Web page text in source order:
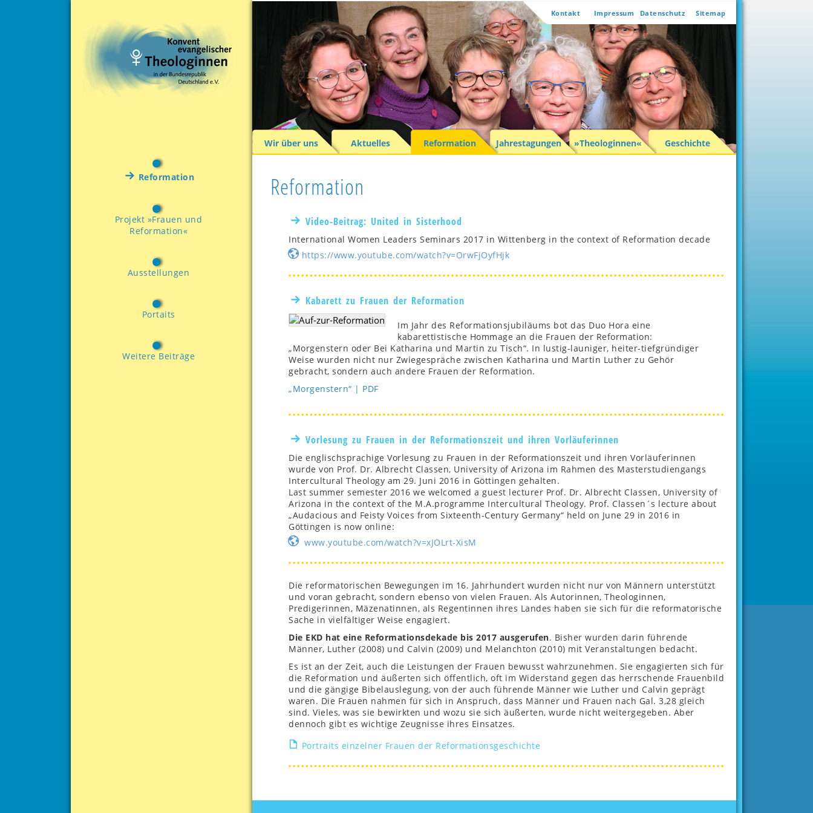
Reformation
Projekt »Frauen und
Reformation«
Ausstellungen
Portaits
Weitere Beiträge
Kontakt Impressum Datenschutz Sitemap
Wir über uns Aktuelles Reformation Jahrestagungen »Theologinnen« Geschichte
Reformation
Video-Beitrag: United in Sisterhood
International Women Leaders Seminars 2017 in Wittenberg in the context of Reformation decade
https://www.youtube.com/watch?v=OrwFjOyfHjk
Kabarett zu Frauen der Reformation
Im Jahr des Reformationsjubiläums bot das Duo Hora eine
kabarettistische Hommage an die Frauen der Reformation:
„Morgenstern oder Bei Katharina und Martin zu Tisch“. In lustig-launiger, heiter-tiefgründiger
Weise wurden nicht nur Zwiegespräche zwischen Katharina und Martin Luther zu Gehör
gebracht, sondern auch andere Frauen der Reformation.
„Morgenstern“ | PDF
Vorlesung zu Frauen in der Reformationszeit und ihren Vorläuferinnen
Die englischsprachige Vorlesung zu Frauen in der Reformationszeit und ihren Vorläuferinnen
wurde von Prof. Dr. Albrecht Classen, University of Arizona im Rahmen des Masterstudiengangs
Intercultural Theology am 29. Juni 2016 in Göttingen gehalten.
Last summer semester 2016 we welcomed a guest lecturer Prof. Dr. Albrecht Classen, University of
Arizona in the context of the M.A.programme Intercultural Theology. Prof. Classen´s lecture about
„Audacious and Feisty Voices from Sixteenth-Century Germany“ held on June 29 in 2016 in
Göttingen is now online:
www.youtube.com/watch?v=xJOLrt-XisM
Die reformatorischen Bewegungen im 16. Jahrhundert wurden nicht nur von Männern unterstützt
und voran gebracht, sondern ebenso von vielen Frauen. Als Autorinnen, Theologinnen,
Predigerinnen, Mäzenatinnen, als Regentinnen ihres Landes haben sie sich für die reformatorische
Sache in vielfältiger Weise engagiert.
Die EKD hat eine Reformationsdekade bis 2017 ausgerufen. Bisher wurden darin führende
Männer, Luther (2008) und Calvin (2009) und Melanchton (2010) mit Veranstaltungen bedacht.
Es ist an der Zeit, auch die Leistungen der Frauen bewusst wahrzunehmen. Sie engagierten sich für
die Reformation und äußerten sich öffentlich, oft im Widerstand gegen das herrschende Frauenbild
und die gängige Bibelauslegung, von der auch führende Männer wie Luther und Calvin geprägt
waren. Die Frauen nahmen für sich in Anspruch, dass Männer und Frauen nach Gal. 3,28 gleich
sind. Vieles, was sie bewirkten und wozu sie sich äußerten, wurde nicht weitergegeben. Aber
dennoch gibt es wichtige Zeugnisse ihres Einsatzes.
Portraits einzelner Frauen der Reformationsgeschichte